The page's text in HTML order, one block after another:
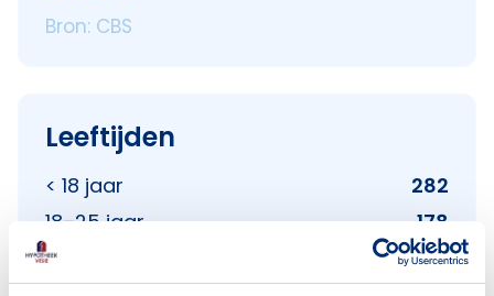
Bron: CBS
Leeftijden
< 18 jaar
282
18–25 jaar
178
25–45 jaar
386